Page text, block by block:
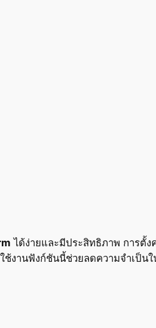
ได้ง่ายและมีประสิทธิภาพ การตั้ง
ใช้งานฟังก์ชันนี้ช่วยลดความจำเป็น